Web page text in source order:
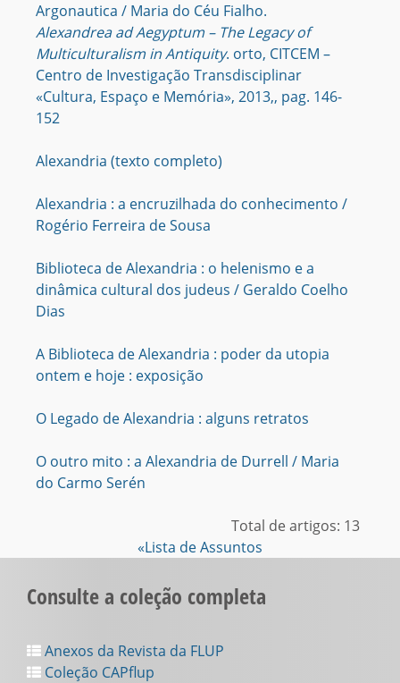
Argonautica / Maria do Céu Fialho.
Alexandrea ad Aegyptum – The Legacy of
Multiculturalism in Antiquity. orto, CITCEM –
Centro de Investigação Transdisciplinar
«Cultura, Espaço e Memória», 2013,, pag. 146-
152
Alexandria (texto completo)
Alexandria : a encruzilhada do conhecimento /
Rogério Ferreira de Sousa
Biblioteca de Alexandria : o helenismo e a
dinâmica cultural dos judeus / Geraldo Coelho
Dias
A Biblioteca de Alexandria : poder da utopia
ontem e hoje : exposição
O Legado de Alexandria : alguns retratos
O outro mito : a Alexandria de Durrell / Maria
do Carmo Serén
Total de artigos: 13
«Lista de Assuntos
Consulte a coleção completa
Anexos da Revista da FLUP
Coleção CAPflup